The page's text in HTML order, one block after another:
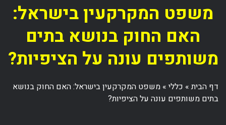
משפט המקרקעין בישראל:
האם החוק בנושא בתים
משותפים עונה על הציפיות?
דף הבית» כללי» משפט המקרקעין בישראל: האם החוק בנושא
בתים משותפים עונה על הציפיות?